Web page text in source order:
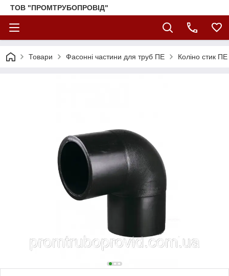
ТОВ "ПРОМТРУБОПРОВІД"
Товари Фасонні частини для труб ПЕ Коліно стик